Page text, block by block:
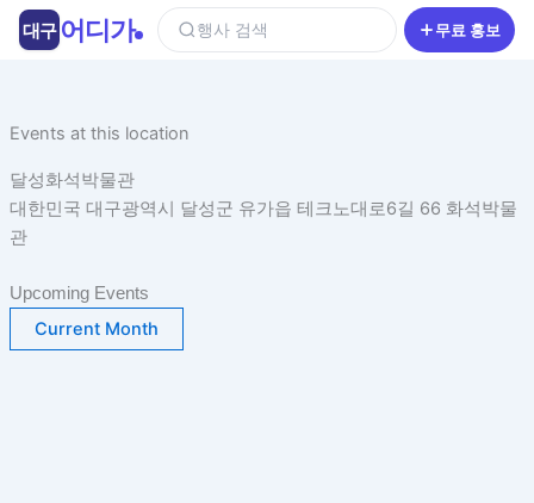
건
뛰
기
Events at this location
달성화석박물관
대한민국 대구광역시 달성군 유가읍 테크노대로6길 66 화석박물
관
Upcoming Events
Current Month
대구 어디가 행사 검색 무료 홍보